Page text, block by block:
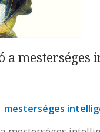
a mesterséges
mesterséges